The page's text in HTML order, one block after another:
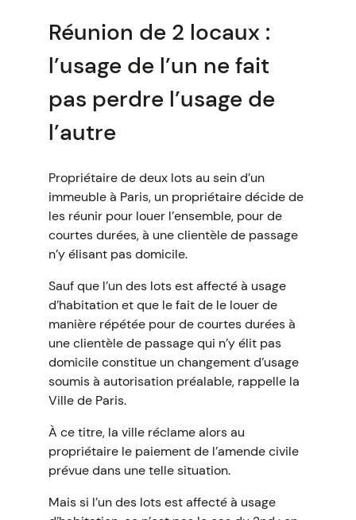
Réunion de 2 locaux :
l’usage de l’un ne fait
pas perdre l’usage de
l’autre
Propriétaire de deux lots au sein d’un
immeuble à Paris, un propriétaire décide de
les réunir pour louer l’ensemble, pour de
courtes durées, à une clientèle de passage
n’y élisant pas domicile.
Sauf que l’un des lots est affecté à usage
d’habitation et que le fait de le louer de
manière répétée pour de courtes durées à
une clientèle de passage qui n’y élit pas
domicile constitue un changement d’usage
soumis à autorisation préalable, rappelle la
Ville de Paris.
À ce titre, la ville réclame alors au
propriétaire le paiement de l’amende civile
prévue dans une telle situation.
Mais si l’un des lots est affecté à usage